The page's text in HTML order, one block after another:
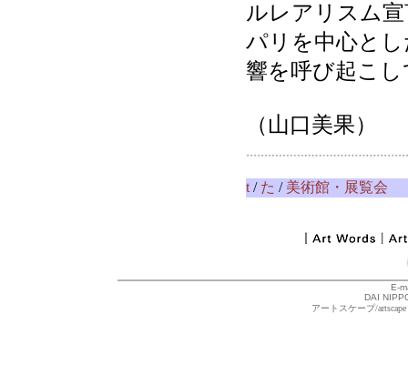
ルレアリスム
パリを中心と
響を呼び起こ
（山口美果）
t/ た / 美術館・展覧会
E-
DAI
アートスケープ/